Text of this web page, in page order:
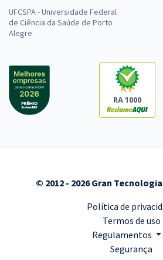
UFCSPA - Universidade Federal
de Ciência da Saúde de Porto
Alegre
RA 1000
© 2012 - 2026 Gran
Política de
Termos de uso
Regulamentos
Segurança